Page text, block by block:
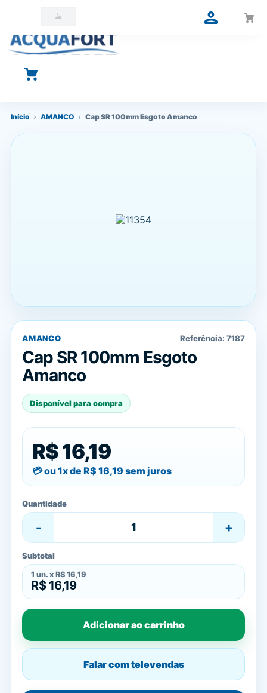
O que você está procurando?
Início › AMANCO › Cap SR 100mm Esgoto Amanco
AMANCO Referência: 7187
Cap SR 100mm Esgoto
Amanco
Disponível para compra
R$ 16,19
ou 1x de R$ 16,19 sem juros
Quantidade
- +
Subtotal
1 un. x R$ 16,19
R$ 16,19
Adicionar ao carrinho
Falar com televendas